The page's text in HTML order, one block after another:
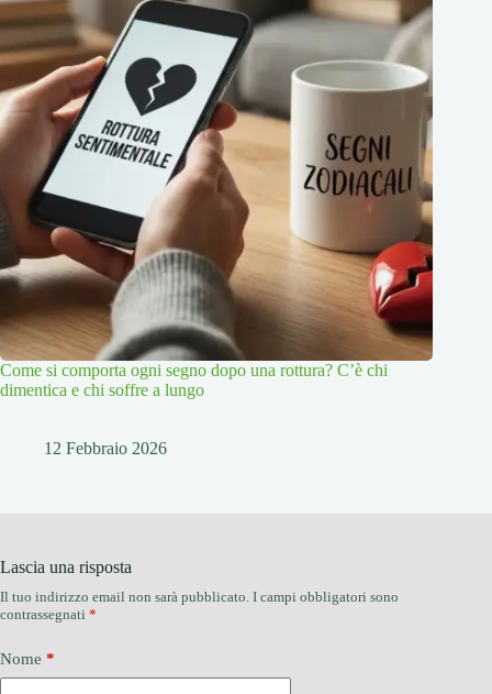
Come si comporta ogni segno dopo una rottura? C’è chi
dimentica e chi soffre a lungo
12 Febbraio 2026
Lascia una risposta
Il tuo indirizzo email non sarà pubblicato. I campi obbligatori sono
contrassegnati *
Nome *